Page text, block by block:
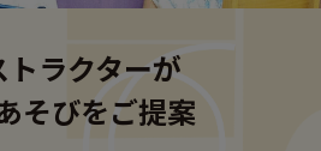
トラクターが
そびをご提案